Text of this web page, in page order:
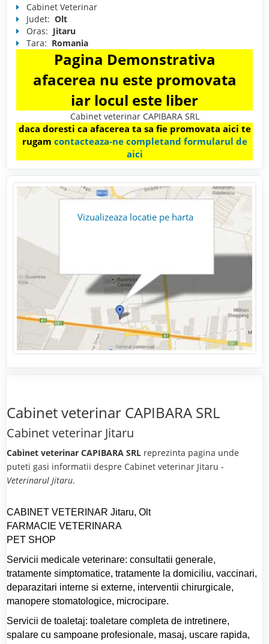
Cabinet Veterinar
Judet: Olt
Oras: Jitaru
Tara: Romania
Pagina Demonstrativa
afacerea nu este promovata
iar locul este liber
Cabinet veterinar CAPIBARA SRL
daca doresti ca afacerea ta sa fie promovata aici te
rugam contacteaza-ne completand formularul de
aici
Vizualizeaza locatie pe harta
Cabinet veterinar CAPIBARA SRL
Cabinet veterinar Jitaru
Cabinet veterinar CAPIBARA SRL reprezinta pagina unde
puteti gasi informatii despre Cabinet veterinar Jitaru -
Veterinarul Jitaru.
CABINET VETERINAR Jitaru, Olt
FARMACIE VETERINARA
PET SHOP
Servicii medicale veterinare: consultatii generale,
tratamente simptomatice, tratamente la domiciliu, vaccinari,
deparazitari interne si externe, interventii chirurgicale,
manopere stomatologice, microcipare.
Servicii de toaletaj: toaletare completa de intretinere,
spalare cu sampoane profesionale, masaj, uscare rapida,